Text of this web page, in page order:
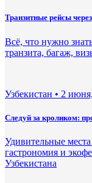
Транзитные рейсы
Всё, что нужно
транзита, багаж,
Узбекистан • 2
Следуй за кроликом:
Удивительные
гастрономия и
Узбекистана